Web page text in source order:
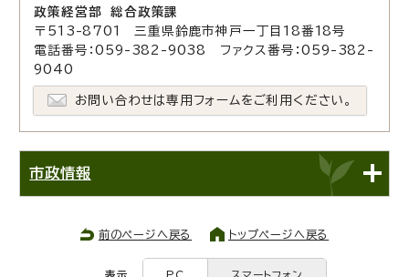
政策経営部 総合政策課
〒513-8701 三重県鈴鹿市神戸一丁目18番18号
電話番号：059-382-9038 ファクス番号：059-382-
9040
お問い合わせは専用フォームをご利用ください。
市政情報
前のページへ戻る トップページへ戻る
表示 PC スマートフォン